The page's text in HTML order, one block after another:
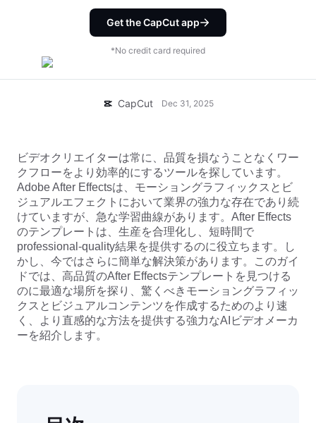
AI画像補正ツール
Dreamina Seedance 2.5
Nano Banana Pro
自動キャプション
キャプションテンプレート
音声認識
テキスト読み上げ
カスタム音声
声を加工
ユースケース
ライフスタイル＆ブイログ
カスタムデザイン
その他
リソース
ハウツーガイド
マーケットトレンド
その他
アニバーサリーのテンプレート
エフェクトのテンプレート
ビジネスのテンプレート
産業のテンプレート
振り返りのテンプレート
クリエイティブパートナープログラム
CapCutクリエイティブキャンパス
ヘルプセンター
ニュースルーム
CapCutの利用規約について
Dreamina Seedance 2.0 Launch
Get the CapCut app
*No credit card required
CapCut Dec 31, 2025
ビデオクリエイターは常に、品質を損なうことなくワー
クフローをより効率的にするツールを探しています。
Adobe After Effectsは、モーショングラフィックスとビ
ジュアルエフェクトにおいて業界の強力な存在であり続
けていますが、急な学習曲線があります。After Effects
のテンプレートは、生産を合理化し、短時間で
professional-quality結果を提供するのに役立ちます。し
かし、今ではさらに簡単な解決策があります。このガイ
ドでは、高品質のAfter Effectsテンプレートを見つける
のに最適な場所を探り、驚くべきモーショングラフィッ
クスとビジュアルコンテンツを作成するためのより速
く、より直感的な方法を提供する強力なAIビデオメーカ
ーを紹介します。